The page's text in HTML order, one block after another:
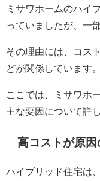
ミサワホームのハイ
っていましたが、一
その理由には、コス
どが関係しています。
ここでは、ミサワホ
主な要因について詳
高コストが原因
ハイブリッド住宅は